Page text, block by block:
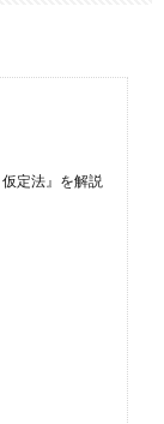
定法』を解説